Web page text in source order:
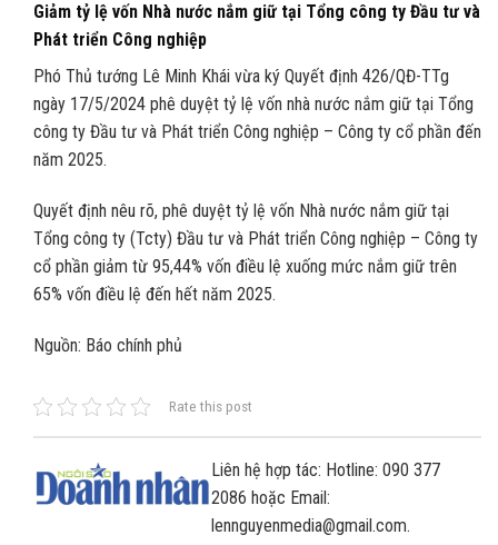
Giảm tỷ lệ vốn Nhà nước nắm giữ tại Tổng công ty Đầu tư và
Phát triển Công nghiệp
Phó Thủ tướng Lê Minh Khái vừa ký Quyết định 426/QĐ-TTg
ngày 17/5/2024 phê duyệt tỷ lệ vốn nhà nước nắm giữ tại Tổng
công ty Đầu tư và Phát triển Công nghiệp – Công ty cổ phần đến
năm 2025.
Quyết định nêu rõ, phê duyệt tỷ lệ vốn Nhà nước nắm giữ tại
Tổng công ty (Tcty) Đầu tư và Phát triển Công nghiệp – Công ty
cổ phần giảm từ 95,44% vốn điều lệ xuống mức nắm giữ trên
65% vốn điều lệ đến hết năm 2025.
Nguồn: Báo chính phủ
Rate this post
Liên hệ hợp tác: Hotline: 090 377
2086 hoặc Email:
lennguyenmedia@gmail.com.